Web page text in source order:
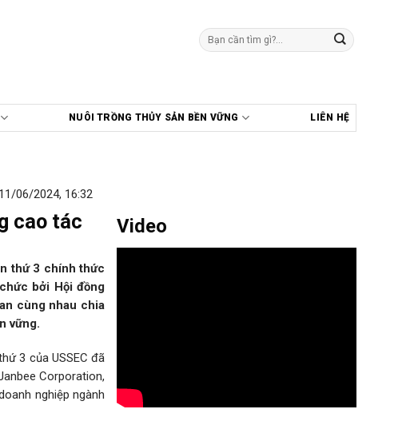
Tìm
kiếm:
NUÔI TRỒNG THỦY SẢN BỀN VỮNG LIÊN HỆ
06/2024, 16:32
cao tác
thứ 3 chính thức
bởi Hội đồng
cùng nhau chia
vững.
3 của USSEC đã
Corporation,
nghiệp ngành
Video